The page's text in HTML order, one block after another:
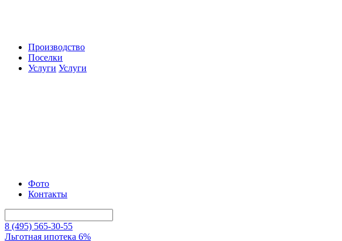
Производство
Поселки
Услуги Услуги
Фото
Контакты
8 (495) 565-30-55
Льготная ипотека 6%